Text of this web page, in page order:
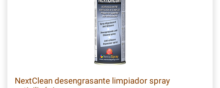
NextClean desengrasante limpiador spray